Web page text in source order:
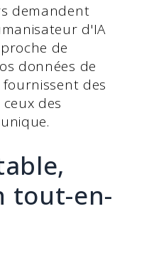
demandent
d'IA
de
données de
des
des
tout-en-